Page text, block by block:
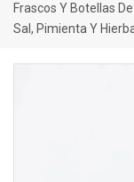
Frascos Y Botellas
Sal, Pimienta Y